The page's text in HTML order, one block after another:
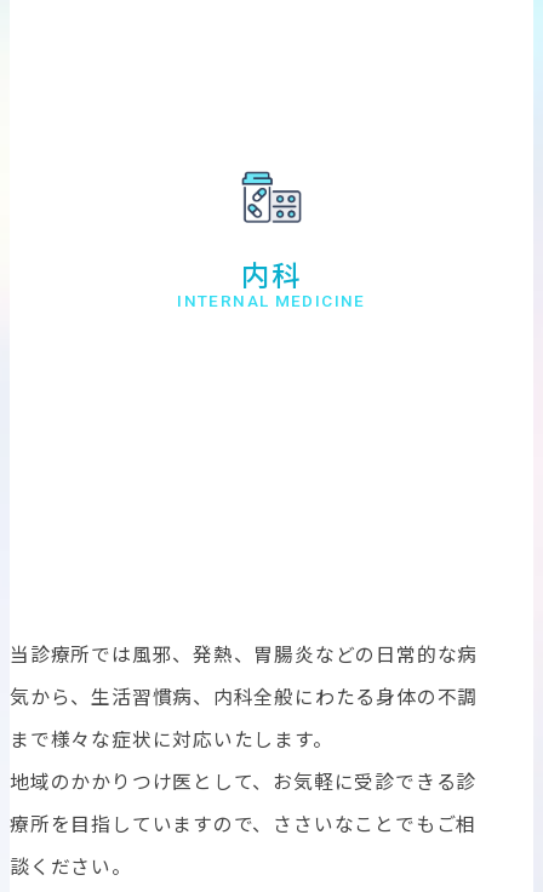
内科
INTERNAL MEDICINE
当診療所では風邪、発熱、胃腸炎などの日常的な病
気から、生活習慣病、内科全般にわたる身体の不調
まで様々な症状に対応いたします。
地域のかかりつけ医として、お気軽に受診できる診
療所を目指していますので、ささいなことでもご相
談ください。